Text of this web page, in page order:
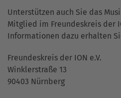
Unterstützen auch Sie das
Mitglied im Freundeskreis der
Informationen dazu erhalten
Freundeskreis der ION e.V.
Winklerstraße 13
90403 Nürnberg